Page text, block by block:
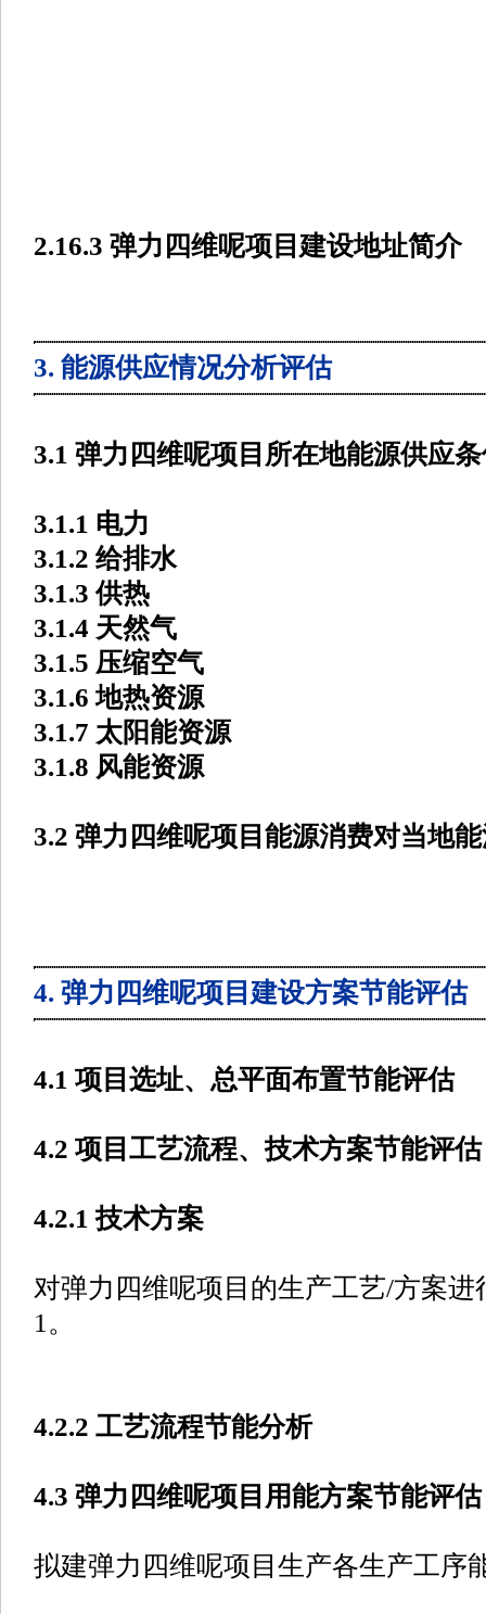
2.16.3 弹力四维呢项目建设地址简介
3. 能源供应情况分析评估
3.1 弹力四维呢项目所在地能源供应
3.1.1 电力
3.1.2 给排水
3.1.3 供热
3.1.4 天然气
3.1.5 压缩空气
3.1.6 地热资源
3.1.7 太阳能资源
3.1.8 风能资源
3.2 弹力四维呢项目能源消费对当地
4. 弹力四维呢项目建设方案节能评估
4.1 项目选址、总平面布置节能评估
4.2 项目工艺流程、技术方案节能评估
4.2.1 技术方案
对弹力四维呢项目的生产工艺/方案
1。
4.2.2 工艺流程节能分析
4.3 弹力四维呢项目用能方案节能评估
拟建弹力四维呢项目生产各生产工序